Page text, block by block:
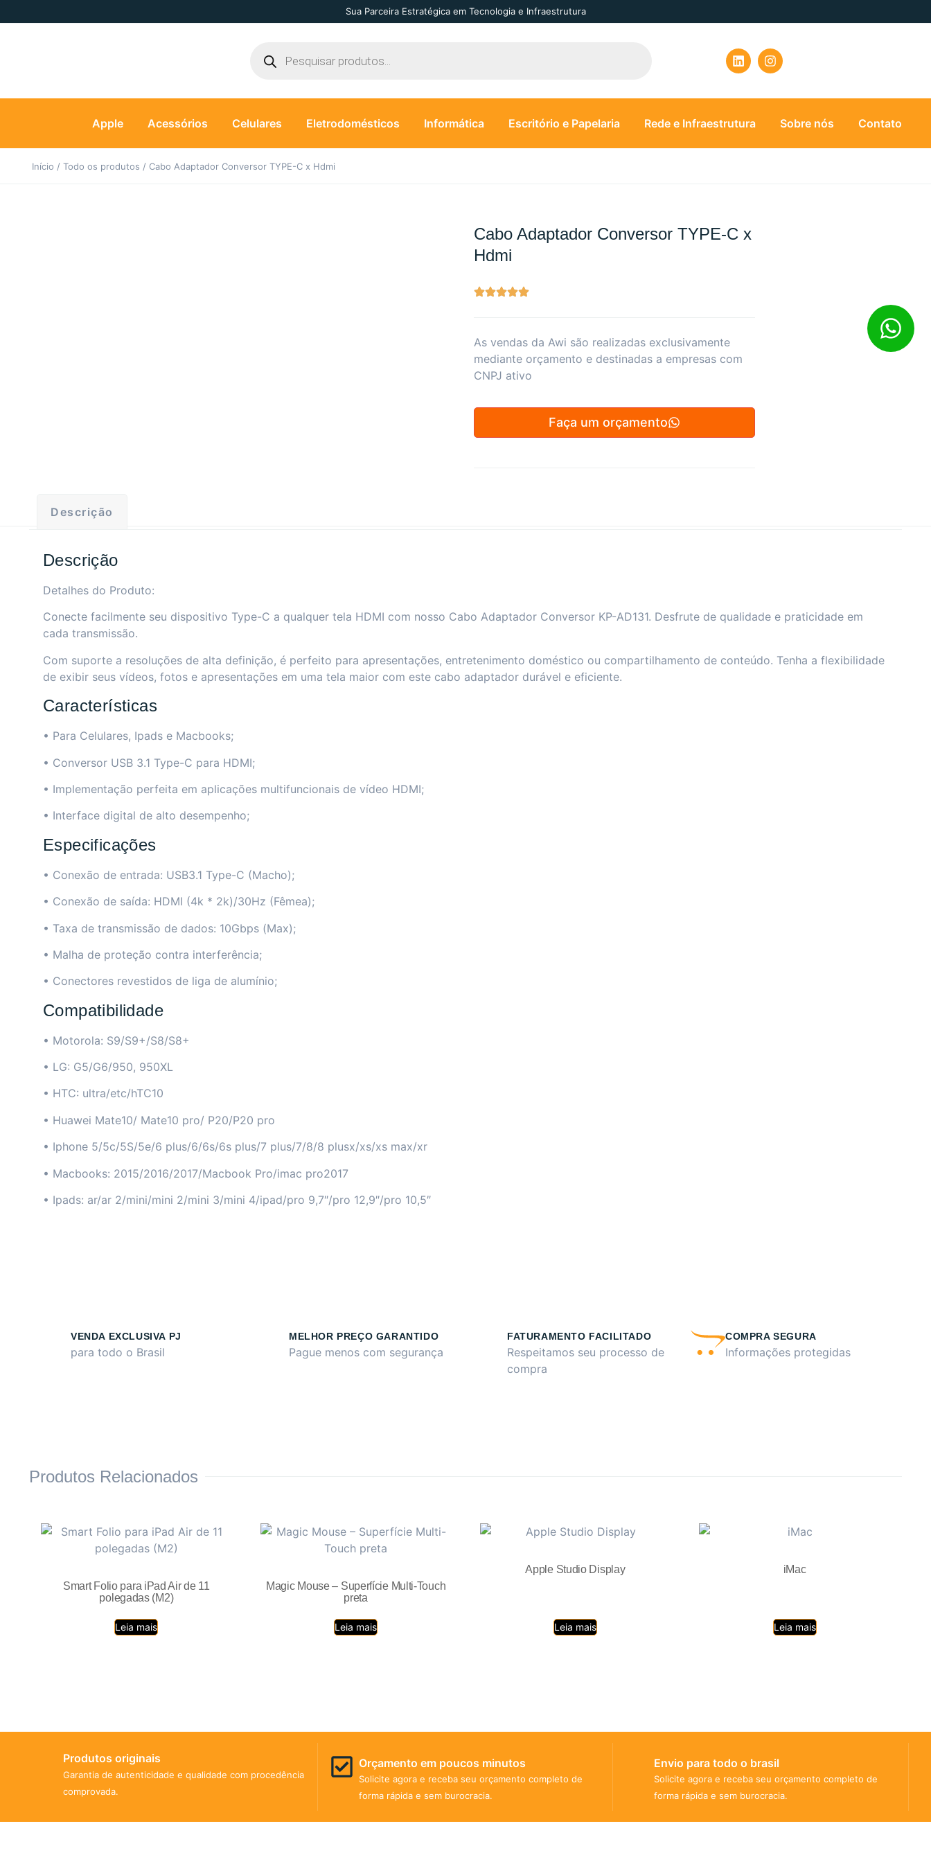
Sua Parceira Estratégica em Tecnologia e Infraestrutura
Apple Acessórios Celulares Eletrodomésticos Informática Escritório e Papelaria Rede e Infraestrutura Sobre nós Contato
Início / Todo os produtos / Cabo Adaptador Conversor TYPE-C x Hdmi
Cabo Adaptador Conversor TYPE-C x
Hdmi
As vendas da Awi são realizadas exclusivamente
mediante orçamento e destinadas a empresas com
CNPJ ativo
Faça um orçamento
Descrição
Descrição
Detalhes do Produto:
Conecte facilmente seu dispositivo Type-C a qualquer tela HDMI com nosso Cabo Adaptador Conversor KP-AD131. Desfrute de qualidade e praticidade em
cada transmissão.
Com suporte a resoluções de alta definição, é perfeito para apresentações, entretenimento doméstico ou compartilhamento de conteúdo. Tenha a flexibilidade
de exibir seus vídeos, fotos e apresentações em uma tela maior com este cabo adaptador durável e eficiente.
Características
• Para Celulares, Ipads e Macbooks;
• Conversor USB 3.1 Type-C para HDMI;
• Implementação perfeita em aplicações multifuncionais de vídeo HDMI;
• Interface digital de alto desempenho;
Especificações
• Conexão de entrada: USB3.1 Type-C (Macho);
• Conexão de saída: HDMI (4k * 2k)/30Hz (Fêmea);
• Taxa de transmissão de dados: 10Gbps (Max);
• Malha de proteção contra interferência;
• Conectores revestidos de liga de alumínio;
Compatibilidade
• Motorola: S9/S9+/S8/S8+
• LG: G5/G6/950, 950XL
• HTC: ultra/etc/hTC10
• Huawei Mate10/ Mate10 pro/ P20/P20 pro
• Iphone 5/5c/5S/5e/6 plus/6/6s/6s plus/7 plus/7/8/8 plusx/xs/xs max/xr
• Macbooks: 2015/2016/2017/Macbook Pro/imac pro2017
• Ipads: ar/ar 2/mini/mini 2/mini 3/mini 4/ipad/pro 9,7″/pro 12,9″/pro 10,5″
VENDA EXCLUSIVA PJ
para todo o Brasil
MELHOR PREÇO GARANTIDO
Pague menos com segurança
FATURAMENTO FACILITADO
Respeitamos seu processo de
compra
COMPRA SEGURA
Informações protegidas
Produtos Relacionados
Smart Folio para iPad Air de 11
polegadas (M2)
Leia mais
Magic Mouse – Superfície Multi-Touch
preta
Leia mais
Apple Studio Display
Leia mais
iMac
Leia mais
Produtos originais
Garantia de autenticidade e qualidade com procedência
comprovada.
Orçamento em poucos minutos
Solicite agora e receba seu orçamento completo de
forma rápida e sem burocracia.
Envio para todo o brasil
Solicite agora e receba seu orçamento completo de
forma rápida e sem burocracia.